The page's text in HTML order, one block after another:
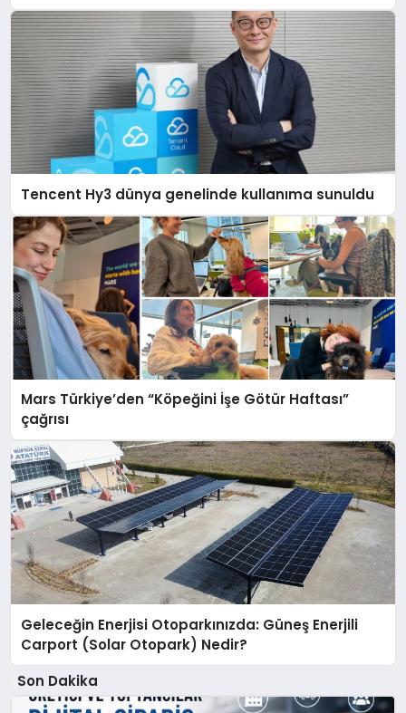
Tencent Hy3 dünya genelinde kullanıma sunuldu
Mars Türkiye’den “Köpeğini İşe Götür Haftası”
çağrısı
Geleceğin Enerjisi Otoparkınızda: Güneş Enerjili
Carport (Solar Otopark) Nedir?
Son Dakika